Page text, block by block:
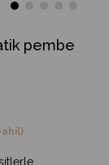
pembe